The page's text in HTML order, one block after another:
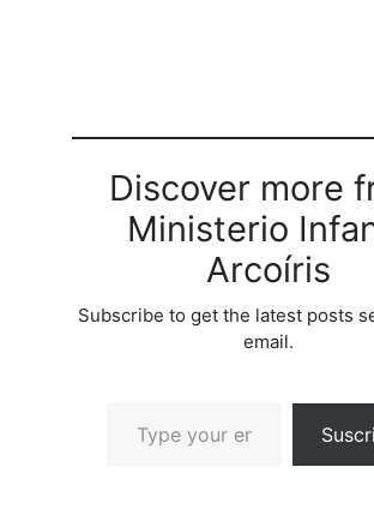
Discover more
Ministerio
Arcoíris
Subscribe to get the latest posts
email.